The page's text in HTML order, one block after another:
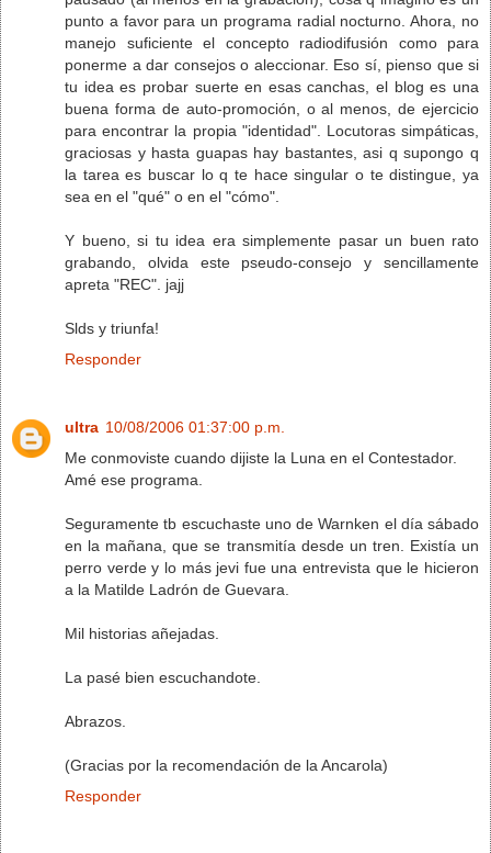
punto a favor para un programa radial nocturno. Ahora, no
manejo suficiente el concepto radiodifusión como para
ponerme a dar consejos o aleccionar. Eso sí, pienso que si
tu idea es probar suerte en esas canchas, el blog es una
buena forma de auto-promoción, o al menos, de ejercicio
para encontrar la propia "identidad". Locutoras simpáticas,
graciosas y hasta guapas hay bastantes, asi q supongo q
la tarea es buscar lo q te hace singular o te distingue, ya
sea en el "qué" o en el "cómo".
Y bueno, si tu idea era simplemente pasar un buen rato
grabando, olvida este pseudo-consejo y sencillamente
apreta "REC". jajj
Slds y triunfa!
Responder
ultra 10/08/2006 01:37:00 p.m.
Me conmoviste cuando dijiste la Luna en el Contestador.
Amé ese programa.
Seguramente tb escuchaste uno de Warnken el día sábado
en la mañana, que se transmitía desde un tren. Existía un
perro verde y lo más jevi fue una entrevista que le hicieron
a la Matilde Ladrón de Guevara.
Mil historias añejadas.
La pasé bien escuchandote.
Abrazos.
(Gracias por la recomendación de la Ancarola)
Responder